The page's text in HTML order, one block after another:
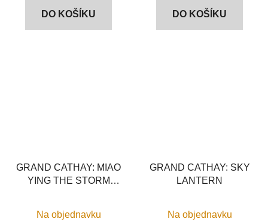
DO KOŠÍKU DO KOŠÍKU
GRAND CATHAY: MIAO
YING THE STORM
Na objednavku
GRAND CATHAY: SKY
LANTERN
Na objednavku